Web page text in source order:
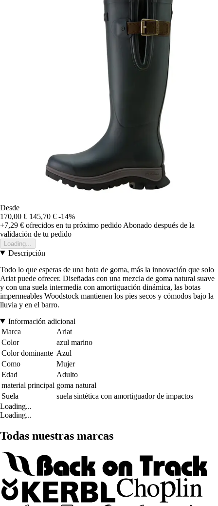
Desde
170,00 € 145,70 € -14%
+7,29 € ofrecidos en tu próximo pedido Abonado después de la
validación de tu pedido
Loading...
Descripción
Todo lo que esperas de una bota de goma, más la innovación que solo
Ariat puede ofrecer. Diseñadas con una mezcla de goma natural suave
y con una suela intermedia con amortiguación dinámica, las botas
impermeables Woodstock mantienen los pies secos y cómodos bajo la
lluvia y en el barro.
Información adicional
Marca
Ariat
Color
azul marino
Color dominante Azul
Como
Mujer
Edad
Adulto
material principal goma natural
Suela
suela sintética con amortiguador de impactos
Loading...
Loading...
Todas nuestras marcas